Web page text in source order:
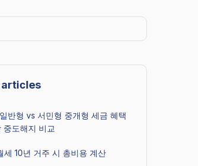
articles
반형 vs 서민형 중개형 세금 혜택
중도해지 비교
세 10년 거주 시 총비용 계산